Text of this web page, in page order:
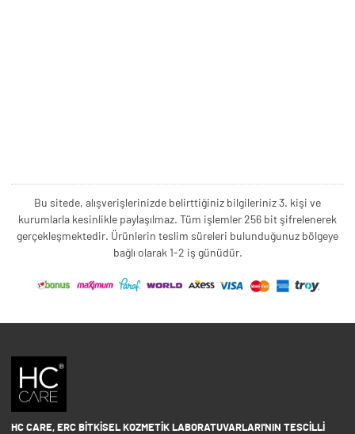
Bu sitede, alışverişlerinizde belirttiğiniz bilgileriniz 3. kişi ve
kurumlarla kesinlikle paylaşılmaz. Tüm işlemler 256 bit şifrelenerek
gerçekleşmektedir. Ürünlerin teslim süreleri bulunduğunuz bölgeye
bağlı olarak 1-2 iş günüdür.
HC CARE, ERC BITKISEL KOZMETIK LABORATUVARLARI'NIN TESCILLI